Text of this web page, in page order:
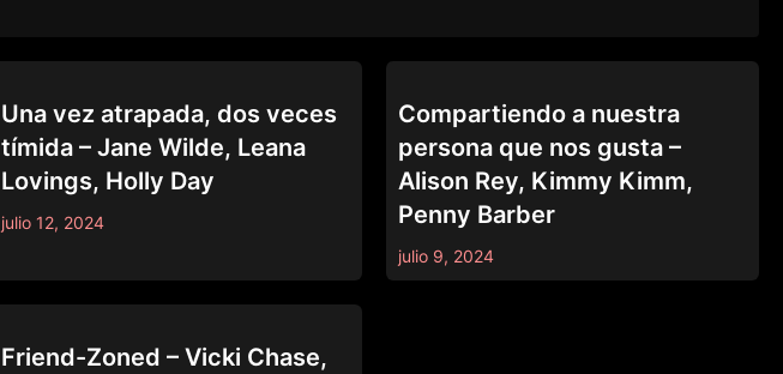
Una vez atrapada, dos veces
tímida – Jane Wilde, Leana
Lovings, Holly Day
julio 12, 2024
Compartiendo a nuestra
persona que nos gusta –
Alison Rey, Kimmy Kimm,
Penny Barber
julio 9, 2024
Friend-Zoned – Vicki Chase,